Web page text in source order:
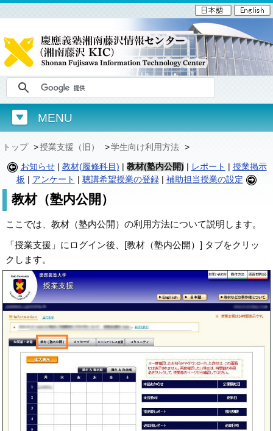
MENU
トップ >授業支援（旧） >学生向け利用方法 >
お知らせ| 教材(履修科目) 教材(塾内公開) レポート
授業掲示
板
アンケート 聴講希望授業の登録| 補助担当授業の設定
教材（塾内公開）
ここでは、教材（塾内公開）の利用方法について説明します。
「授業支援」にログイン後、[教材（塾内公開）] タブをクリッ
クします。